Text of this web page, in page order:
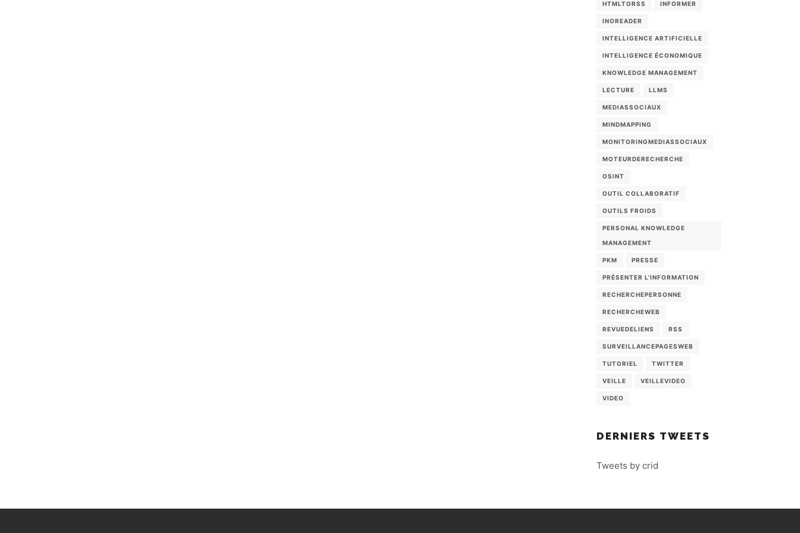
HTMLTORSS INFORMER
INOREADER
INTELLIGENCE ARTIFICIELLE
INTELLIGENCE ÉCONOMIQUE
KNOWLEDGE MANAGEMENT
LECTURE LLMS
MEDIASSOCIAUX
MINDMAPPING
MONITORINGMEDIASSOCIAUX
MOTEURDERECHERCHE
OSINT
OUTIL COLLABORATIF
OUTILS FROIDS
PERSONAL KNOWLEDGE
MANAGEMENT
PKM PRESSE
PRÉSENTER L'INFORMATION
RECHERCHEPERSONNE
RECHERCHEWEB
REVUEDELIENS RSS
SURVEILLANCEPAGESWEB
TUTORIEL TWITTER
VEILLE VEILLEVIDEO
VIDEO
DERNIERS TWEETS
Tweets by crid